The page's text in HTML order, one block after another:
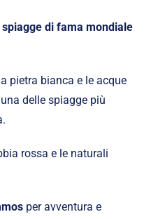
spiagge di fama mondiale
pietra bianca e le acque
delle spiagge più
rossa e le naturali
per avventura e